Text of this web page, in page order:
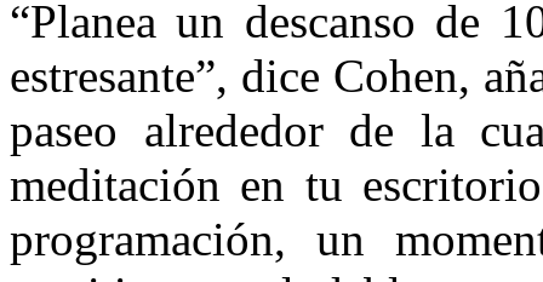
“Planea un descanso de
estresante”, dice Cohen,
paseo alrededor de la
meditación en tu
programación, un